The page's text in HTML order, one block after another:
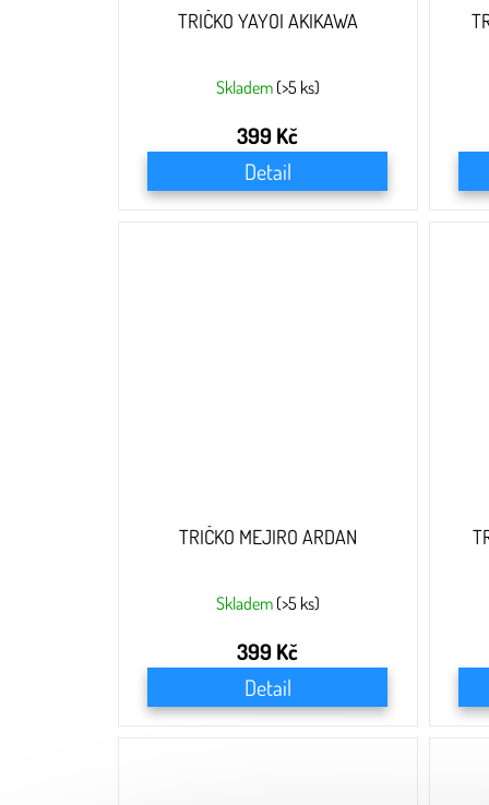
TRIČKO YAYOI AKIKAWA
Skladem (>5 ks)
399 Kč
Detail
TRIČKO MEJIRO ARDAN
Skladem (>5 ks)
399 Kč
Detail